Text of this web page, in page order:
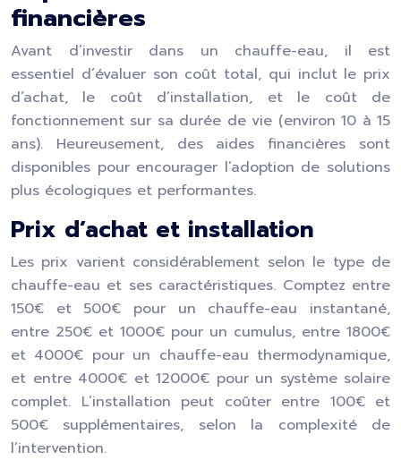
financières
Avant d’investir dans un chauffe-eau, il est
essentiel d’évaluer son coût total, qui inclut le prix
d’achat, le coût d’installation, et le coût de
fonctionnement sur sa durée de vie (environ 10 à 15
ans). Heureusement, des aides financières sont
disponibles pour encourager l’adoption de solutions
plus écologiques et performantes.
Prix d’achat et installation
Les prix varient considérablement selon le type de
chauffe-eau et ses caractéristiques. Comptez entre
150€ et 500€ pour un chauffe-eau instantané,
entre 250€ et 1000€ pour un cumulus, entre 1800€
et 4000€ pour un chauffe-eau thermodynamique,
et entre 4000€ et 12000€ pour un système solaire
complet. L’installation peut coûter entre 100€ et
500€ supplémentaires, selon la complexité de
l’intervention.